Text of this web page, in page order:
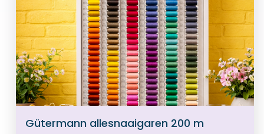
Gütermann allesnaaigaren 200 m